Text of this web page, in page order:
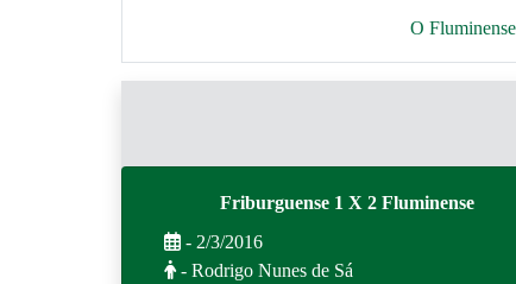
O
Friburguense 1 X 2 Fluminense
- 2/3/2016
- Rodrigo Nunes de Sá